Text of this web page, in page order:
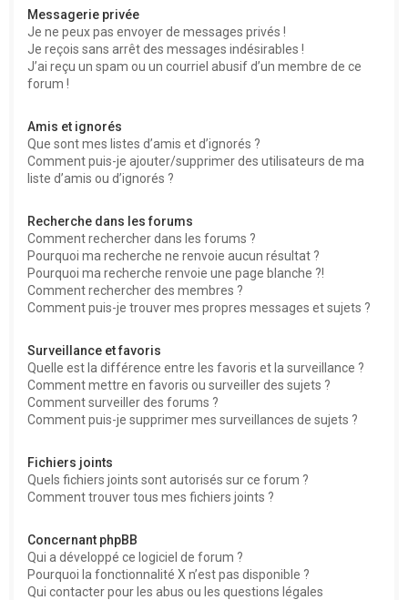
Messagerie privée
Je ne peux pas envoyer de messages privés !
Je reçois sans arrêt des messages indésirables !
J’ai reçu un spam ou un courriel abusif d’un membre de ce
forum !
Amis et ignorés
Que sont mes listes d’amis et d’ignorés ?
Comment puis-je ajouter/supprimer des utilisateurs de ma
liste d’amis ou d’ignorés ?
Recherche dans les forums
Comment rechercher dans les forums ?
Pourquoi ma recherche ne renvoie aucun résultat ?
Pourquoi ma recherche renvoie une page blanche ?!
Comment rechercher des membres ?
Comment puis-je trouver mes propres messages et sujets ?
Surveillance et favoris
Quelle est la différence entre les favoris et la surveillance ?
Comment mettre en favoris ou surveiller des sujets ?
Comment surveiller des forums ?
Comment puis-je supprimer mes surveillances de sujets ?
Fichiers joints
Quels fichiers joints sont autorisés sur ce forum ?
Comment trouver tous mes fichiers joints ?
Concernant phpBB
Qui a développé ce logiciel de forum ?
Pourquoi la fonctionnalité X n’est pas disponible ?
Qui contacter pour les abus ou les questions légales